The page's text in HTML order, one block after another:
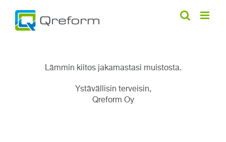
content
Lämmin kiitos jakamastasi muistosta.
Ystävällisin terveisin,
Qreform Oy